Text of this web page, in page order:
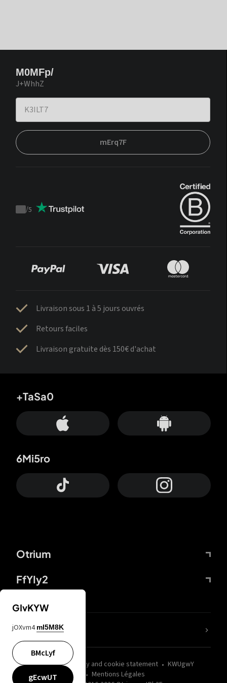
M0MFp/
J+WhhZ
mErq7F
Trustpilot
/5
Livraison sous 1 à 5 jours ouvrés
Retours faciles
Livraison gratuite dès 150€ d'achat
Otrium
FfYIy2
+TaSa0
6Mi5ro
wZQPfd Privacy and cookie statement
KWUgwY
Mentions Légales
nLC6tu
GIvKYW
jOXvm4 mI5M8K
BMcLyf
gEcwUT